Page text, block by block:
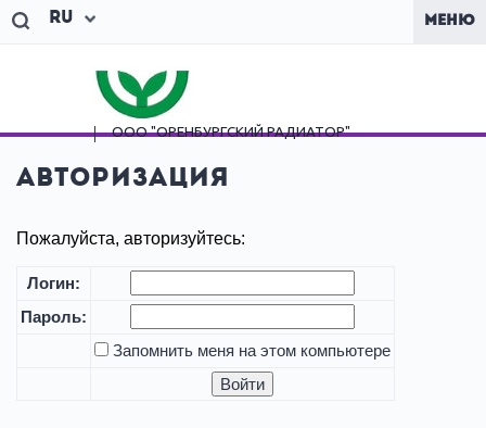
Ru МЕНЮ
ООО "ОРЕНБУРГСКИЙРАДИАТОР"
Авторизация
Пожалуйста, авторизуйтесь:
Логин:
Пароль:
Запомнить меня на этом компьютере